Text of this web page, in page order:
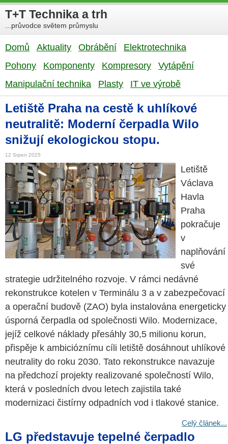
T+T Technika a trh
...průvodce světem průmyslu
Domů Aktuality Obrábění
Elektrotechnika
Pohony
Komponenty Kompresory
Vytápění
Manipulační technika
Plasty IT ve výrobě
Letiště Praha na cestě k uhlíkové
neutralitě: Moderní čerpadla Wilo
snižují ekologickou stopu.
12 Srpen 2025
Letiště
Václava
Havla
Praha
pokračuje
v
naplňování
své
strategie udržitelného rozvoje. V rámci nedávné
rekonstrukce kotelen v Terminálu 3 a v zabezpečovací
a operační budově (ZAO) byla instalována energeticky
úsporná čerpadla od společnosti Wilo. Modernizace,
jejíž celkové náklady přesáhly 30,5 milionu korun,
přispěje k ambicióznímu cíli letiště dosáhnout uhlíkové
neutrality do roku 2030. Tato rekonstrukce navazuje
na předchozí projekty realizované společností Wilo,
která v posledních dvou letech zajistila také
modernizaci čistírny odpadních vod i tlakové stanice.
Celý článek...
LG představuje tepelné čerpadlo